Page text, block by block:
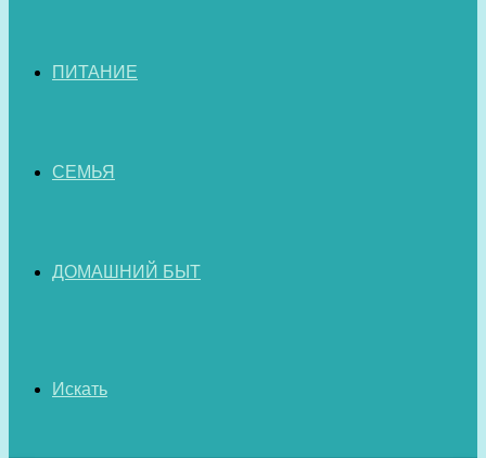
ПИТАНИЕ
СЕМЬЯ
ДОМАШНИЙ БЫТ
Искать